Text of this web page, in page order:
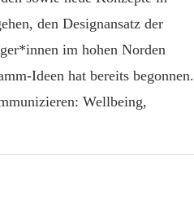
den Designansatz der
im hohen Norden
Ideen hat bereits begonnen.
Wellbeing,